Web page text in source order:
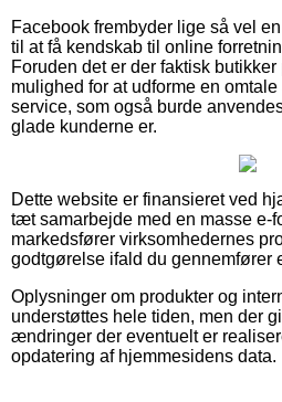
Facebook frembyder lige så vel
til at få kendskab til online
Foruden det er der faktisk
mulighed for at udforme en
service, som også burde
glade kunderne er.
Dette website er finansieret ved
tæt samarbejde med en masse e-
markedsfører virksomhedernes
godtgørelse ifald du gennemfører
Oplysninger om produkter og
understøttes hele tiden, men der
ændringer der eventuelt er
opdatering af hjemmesidens data.